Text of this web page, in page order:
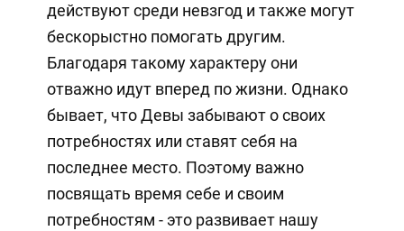
действуют среди невзгод и также могут
бескорыстно помогать другим.
Благодаря такому характеру они
отважно идут вперед по жизни. Однако
бывает, что Девы забывают о своих
потребностях или ставят себя на
последнее место. Поэтому важно
посвящать время себе и своим
потребностям - это развивает нашу